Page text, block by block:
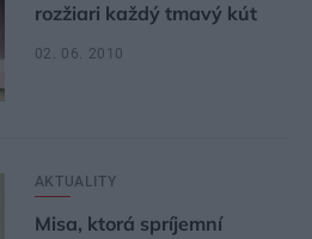
rozžiari každý tmavý kút
02. 06. 2010
AKTUALITY
Misa, ktorá spríjemní